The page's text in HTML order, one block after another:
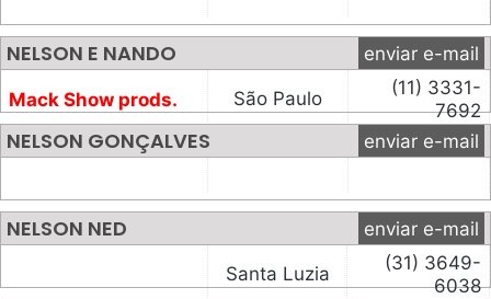
NELSON E NANDO enviar e-mail
Mack Show prods. São Paulo
(11) 3331-
7692
NELSON GONÇALVES enviar e-mail
NELSON NED enviar e-mail
Santa Luzia
(31) 3649-
6038